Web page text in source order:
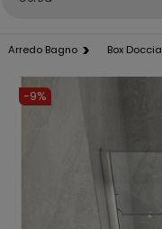
Arredo Bagno Box Doccia
-9%